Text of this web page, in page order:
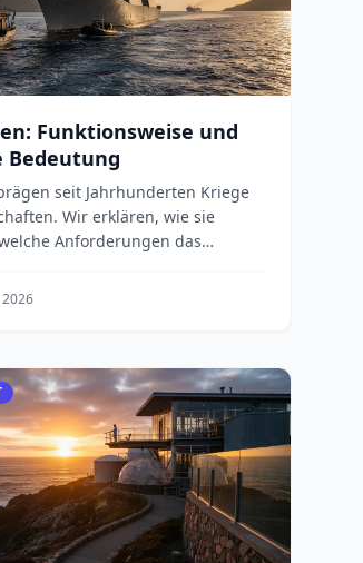
Funktionsweise und
Bedeutung
seit Jahrhunderten Kriege
Wir erklären, wie sie
Anforderungen das